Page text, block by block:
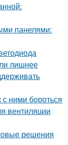
панелями:
лишнее
ними бороться
вентиляции
решения